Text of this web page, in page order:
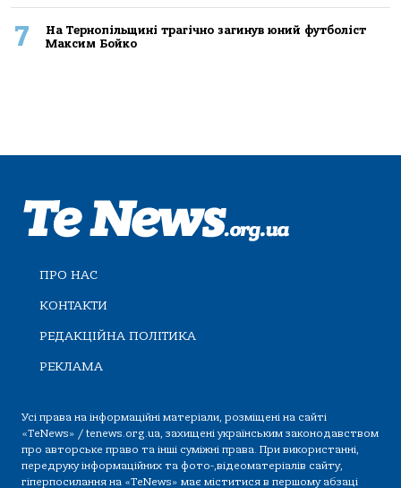
7
На Тернопільщині трагічно загинув юний футболіст
Максим Бойко
ПРО НАС
КОНТАКТИ
РЕДАКЦІЙНА ПОЛІТИКА
РЕКЛАМА
Усі права на інформаційні матеріали, розміщені на сайті
«TeNews» / tenews.org.ua, захищені українським законодавством
про авторське право та інші суміжні права. При використанні,
передруку інформаційних та фото-,відеоматеріалів сайту,
гіперпосилання на «TeNews» має міститися в першому абзаці